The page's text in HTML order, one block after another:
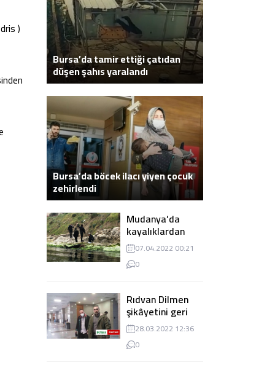
)
Bursa’da tamir ettiği çatıdan
düşen şahıs yaralandı
Bursa’da böcek ilacı yiyen çocuk
zehirlendi
Mudanya’da
kayalıklardan
atlayarak intihar
eden genç ölü
bulundu
07.04.2022 00:21
0
Rıdvan Dilmen
şikâyetini geri
çekti, dava
düşürüldü
28.03.2022 12:36
0